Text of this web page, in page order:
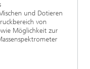
und Dotieren
von
Möglichkeit zur